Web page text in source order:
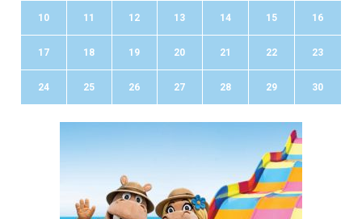
10 11 12 13 14 15 16
17 18 19 20 21 22 23
24 25 26 27 28 29 30